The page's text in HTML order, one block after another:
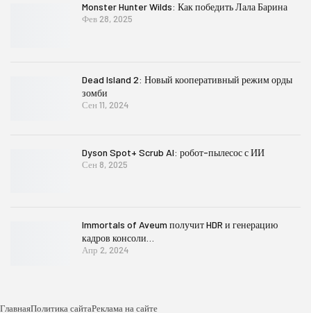
Monster Hunter Wilds: Как победить Лала Барина
Фев 28, 2025
Dead Island 2: Новый кооперативный режим орды
зомби
Сен 11, 2024
Dyson Spot+ Scrub AI: робот-пылесос с ИИ
Сен 8, 2025
Immortals of Aveum получит HDR и генерацию
кадров консоли…
Апр 2, 2024
ГлавнаяПолитика сайтаРеклама на сайте